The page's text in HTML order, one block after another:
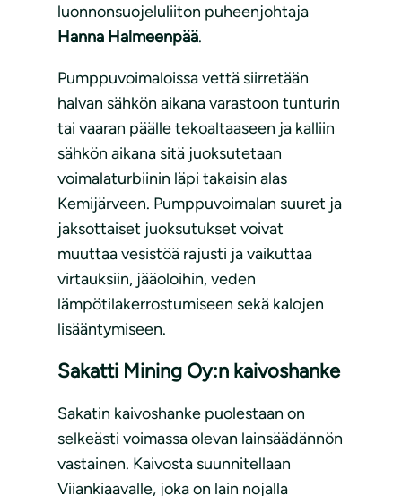
luonnonsuojeluliiton puheenjohtaja
Hanna Halmeenpää.
Pumppuvoimaloissa vettä siirretään
halvan sähkön aikana varastoon tunturin
tai vaaran päälle tekoaltaaseen ja kalliin
sähkön aikana sitä juoksutetaan
voimalaturbiinin läpi takaisin alas
Kemijärveen. Pumppuvoimalan suuret ja
jaksottaiset juoksutukset voivat
muuttaa vesistöä rajusti ja vaikuttaa
virtauksiin, jääoloihin, veden
lämpötilakerrostumiseen sekä kalojen
lisääntymiseen.
Sakatti Mining Oy:n kaivoshanke
Sakatin kaivoshanke puolestaan on
selkeästi voimassa olevan lainsäädännön
vastainen. Kaivosta suunnitellaan
Viiankiaavalle, joka on lain nojalla